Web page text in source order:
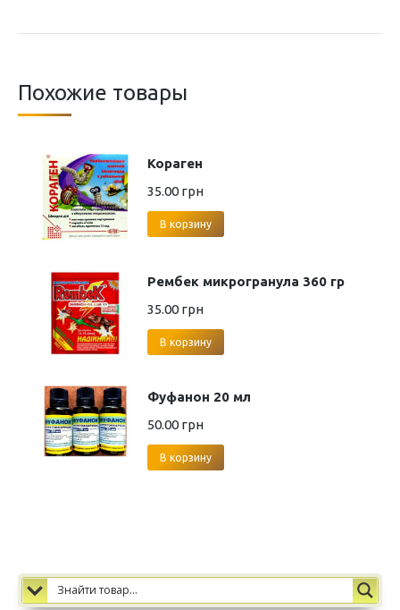
Похожие товары
Кораген
35.00 грн
В корзину
Рембек микрогранула 360 гр
35.00 грн
В корзину
Фуфанон 20 мл
50.00 грн
В корзину